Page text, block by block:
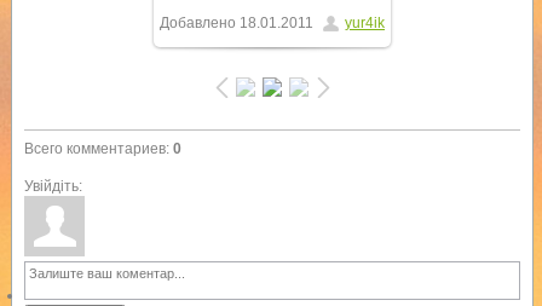
1000x750/ 297.4Kb
Добавлено 18.01.2011 yur4ik
Всего комментариев: 0
Увійдіть: